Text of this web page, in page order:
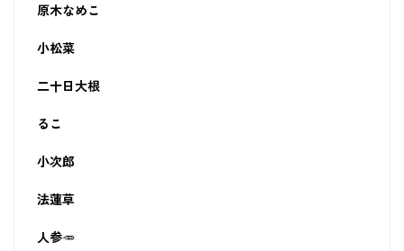
原木なめこ
小松菜
二十日大根
るこ
小次郎
法蓮草
人参🥕